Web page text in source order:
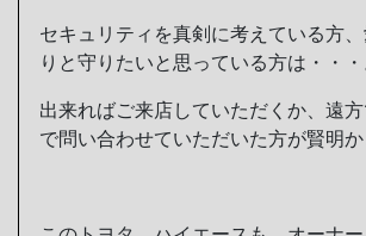
セキュリティを真剣に考えている方
りと守りたいと思っている方は・・・
出来ればご来店していただくか、遠
で問い合わせていただいた方が賢明か